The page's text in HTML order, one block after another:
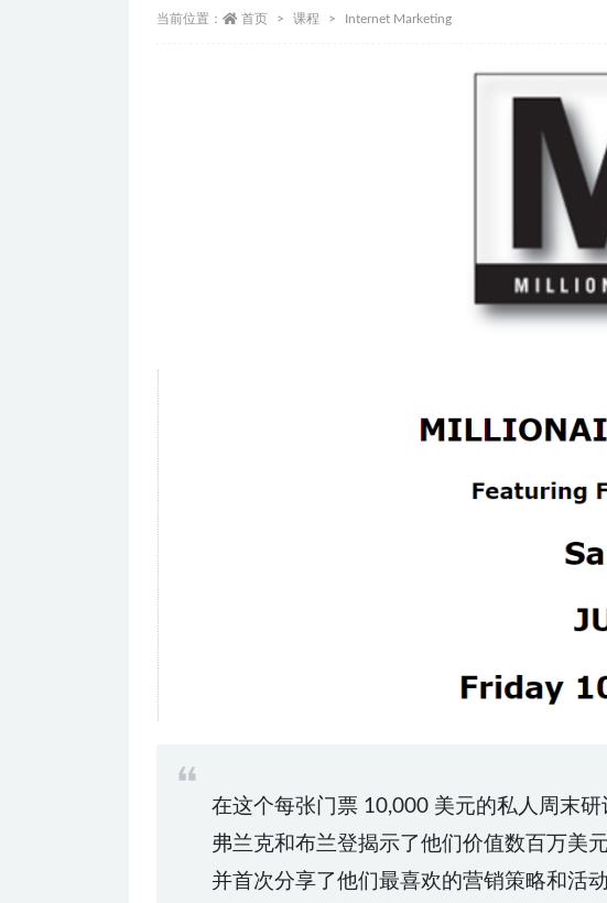
当前位置： 首页 课程 Internet Marketing
在这个每张门票 10,000 美元的私人周末研
弗兰克和布兰登揭示了他们价值数百万美
并首次分享了他们最喜欢的营销策略和活动